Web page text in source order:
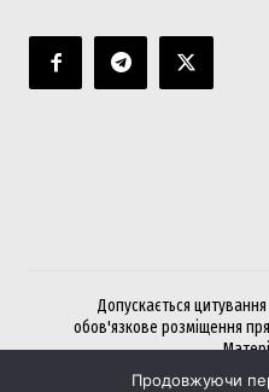
Допускається
обов'язкове розміщення
Продовжуючи